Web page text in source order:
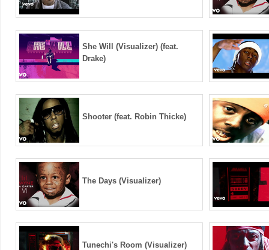
She Will (Visualizer) (feat.
Drake)
Shooter (feat. Robin Thicke)
The Days (Visualizer)
Tunechi's Room (Visualizer)